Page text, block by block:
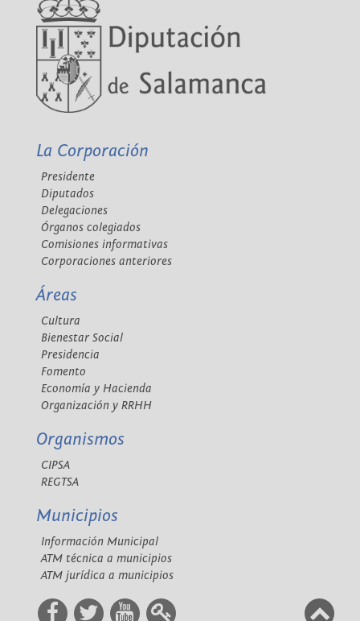
La Corporación
Presidente
Diputados
Delegaciones
Órganos colegiados
Comisiones informativas
Corporaciones anteriores
Áreas
Cultura
Bienestar Social
Presidencia
Fomento
Economía y Hacienda
Organización y RRHH
Organismos
CIPSA
REGTSA
Municipios
Información Municipal
ATM técnica a municipios
ATM jurídica a municipios